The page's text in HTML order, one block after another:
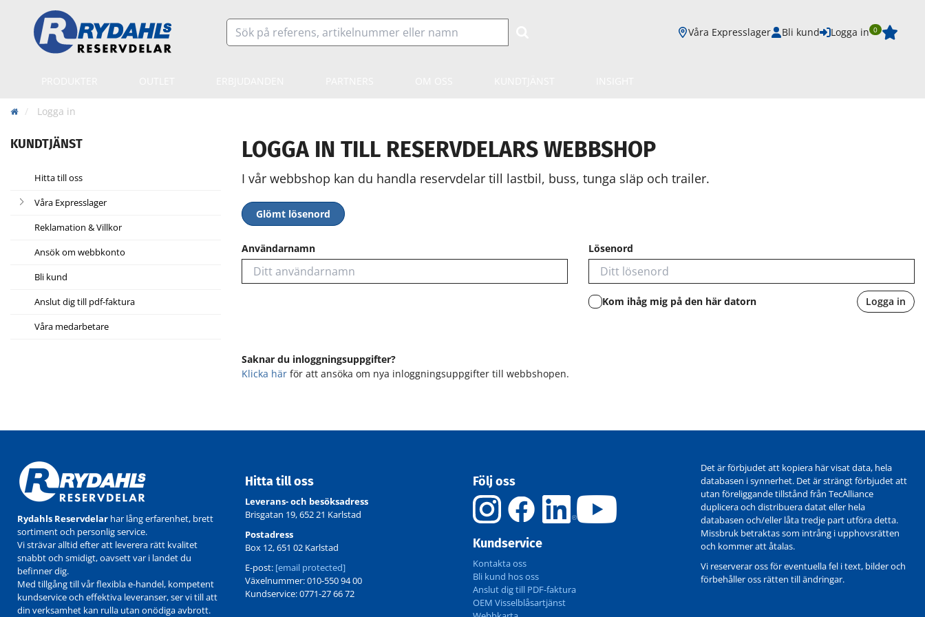
Våra Expresslager Bli kund Logga in 0
Logga in
KUNDTJÄNST
Hitta till oss
Våra Expresslager
Reklamation & Villkor
Ansök om webbkonto
Bli kund
Anslut dig till pdf-faktura
Våra medarbetare
LOGGA IN TILL RESERVDELARS WEBBSHOP
I vår webbshop kan du handla reservdelar till lastbil, buss, tunga släp och trailer.
Glömt lösenord
Användarnamn Lösenord
Kom ihåg mig på den här datorn Logga in
Saknar du inloggningsuppgifter?
Klicka här för att ansöka om nya inloggningsuppgifter till webbshopen.
Rydahls Reservdelar har lång erfarenhet, brett
sortiment och personlig service.
Vi strävar alltid efter att leverera rätt kvalitet
snabbt och smidigt, oavsett var i landet du
befinner dig.
Med tillgång till vår flexibla e-handel, kompetent
kundservice och effektiva leveranser, ser vi till att
din verksamhet kan rulla utan onödiga avbrott.
Hitta till oss
Leverans- och besöksadress
Brisgatan 19, 652 21 Karlstad
Postadress
Box 12, 651 02 Karlstad
E-post: [email protected]
Växelnummer: 010-550 94 00
Kundservice: 0771-27 66 72
Följ oss
Kundservice
Kontakta oss
Bli kund hos oss
Anslut dig till PDF-faktura
OEM Visselblåsartjänst
Det är förbjudet att kopiera här visat data, hela
databasen i synnerhet. Det är strängt förbjudet att
utan föreliggande tillstånd från TecAlliance
duplicera och distribuera datat eller hela
databasen och/eller låta tredje part utföra detta.
Missbruk betraktas som intrång i upphovsrätten
och kommer att åtalas.
Vi reserverar oss för eventuella fel i text, bilder och
förbehåller oss rätten till ändringar.